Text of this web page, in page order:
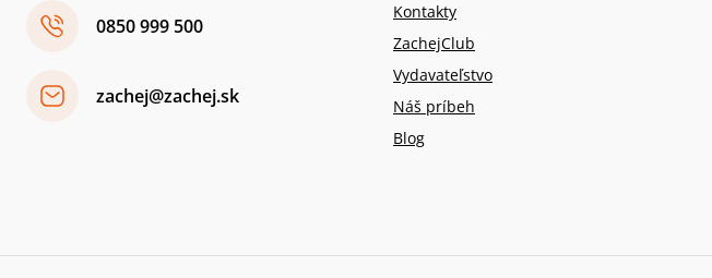
0850 999 500
zachej@zachej.sk
Kontakty
ZachejClub
Vydavateľstvo
Náš príbeh
Blog